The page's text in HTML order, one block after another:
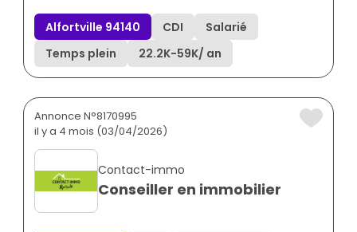
Alfortville 94140 CDI
Salarié
Temps plein
22.2K-59K/ an
Annonce N°8170995
il y a 4 mois (03/04/2026)
Contact-immo
Conseiller en immobilier